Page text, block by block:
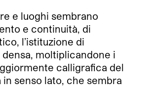
e luoghi sembrano
e continuità, di
l’istituzione di
moltiplicandone i
calligrafica del
senso lato, che sembra